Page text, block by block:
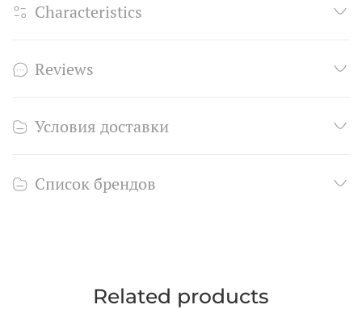
Characteristics
Reviews
Условия доставки
Список брендов
Related products